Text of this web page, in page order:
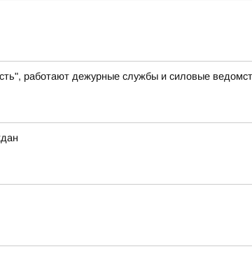
работают дежурные службы и силовые